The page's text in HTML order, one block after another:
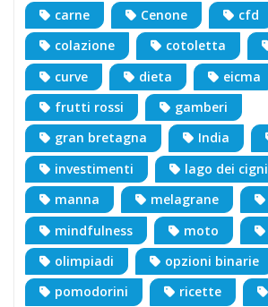
carne
Cenone cfd
colazione
cotoletta
curve
dieta eicma
frutti rossi
gamberi
gran bretagna
India
investimenti
lago dei cigni
manna
melagrane
mindfulness
moto
olimpiadi
opzioni binarie
pomodorini
ricette